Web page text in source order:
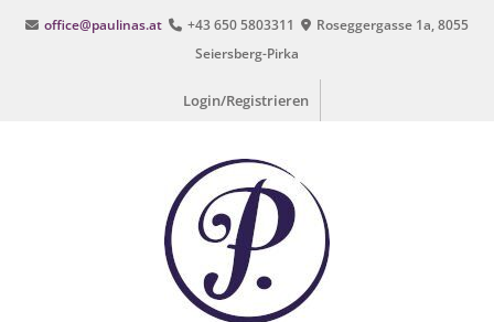
Inhalt
office@paulinas.at +43 650 5803311
Roseggergasse 1a, 8055
Seiersberg-Pirka
Login/Registrieren